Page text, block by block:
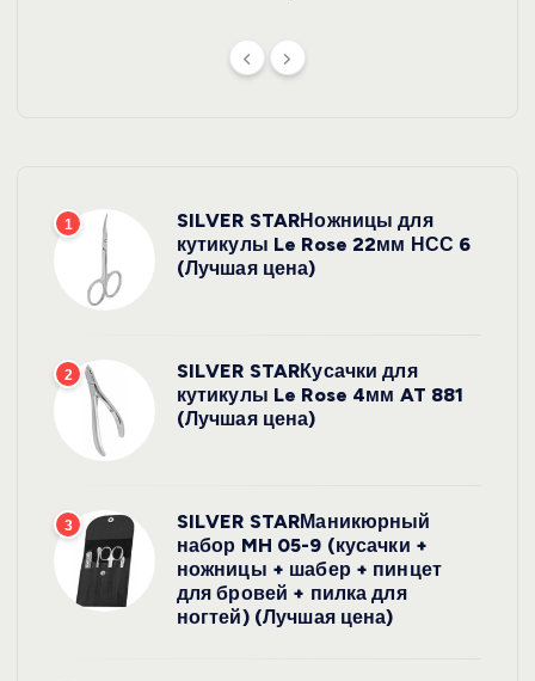
1
SILVER STARНожницы для
кутикулы Le Rose 22мм НСС 6
(Лучшая цена)
2
SILVER STARКусачки для
кутикулы Le Rose 4мм AT 881
(Лучшая цена)
3
SILVER STARМаникюрный
набор MH 05-9 (кусачки +
ножницы + шабер + пинцет
для бровей + пилка для
ногтей) (Лучшая цена)